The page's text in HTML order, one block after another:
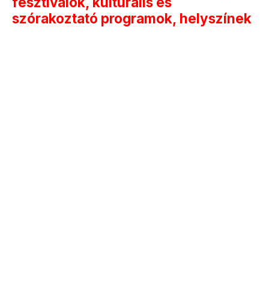
szórakoztató programok, helyszínek